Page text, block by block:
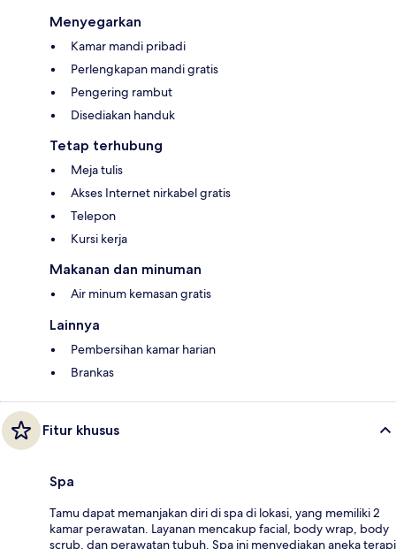
Menyegarkan
Kamar mandi pribadi
Perlengkapan mandi gratis
Pengering rambut
Disediakan handuk
Tetap terhubung
Meja tulis
Akses Internet nirkabel gratis
Telepon
Kursi kerja
Makanan dan minuman
Air minum kemasan gratis
Lainnya
Pembersihan kamar harian
Brankas
Fitur khusus
Spa
Tamu dapat memanjakan diri di spa di lokasi, yang memiliki 2
kamar perawatan. Layanan mencakup facial, body wrap, body
scrub, dan perawatan tubuh. Spa ini menyediakan aneka terapi